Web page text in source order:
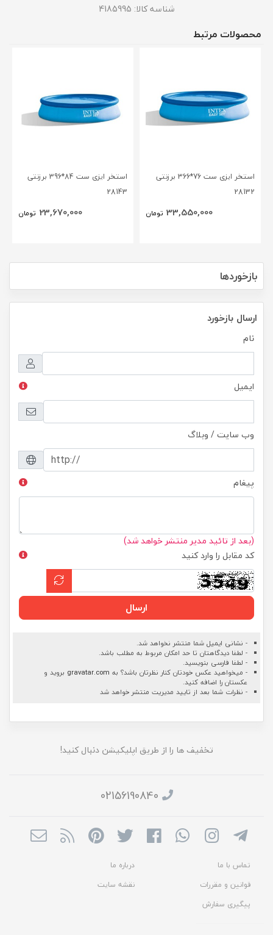
شناسه کالا: 4185995
محصولات مرتبط
استخر ایزی ست 76*366 برزنتی
28132
33,550,000 تومان
استخر ایزی ست 84*396 برزنتی
28143
23,670,000 تومان
بازخوردها
ارسال بازخورد
نام
ایمیل
وب سایت / وبلاگ
پیغام
(بعد از تائید مدیر منتشر خواهد شد)
کد مقابل را وارد کنید
ارسال
- نشانی ایمیل شما منتشر نخواهد شد.
- لطفا دیدگاهتان تا حد امکان مربوط به مطلب باشد.
- لطفا فارسی بنویسید.
- میخواهید عکس خودتان کنار نظرتان باشد؟ به gravatar.com بروید و
عکستان را اضافه کنید.
- نظرات شما بعد از تایید مدیریت منتشر خواهد شد
تخفیف ها را از طریق اپلیکیشن دنبال کنید!
02156190840
تماس با ما
درباره ما
قوانین و مقررات
نقشه سایت
پیگیری سفارش